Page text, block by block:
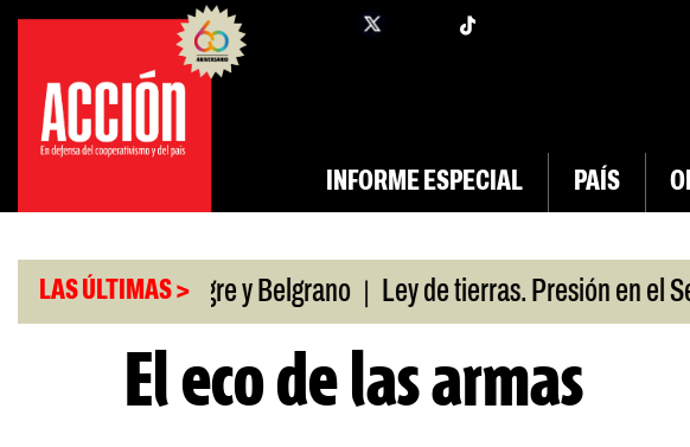
Saltar
contenido
facebook
INFORME ESPECIAL PAÍS
LAS ÚLTIMAS >Tigre y Belgrano | Ley de tierras. Presión en el Senado
El eco de las armas